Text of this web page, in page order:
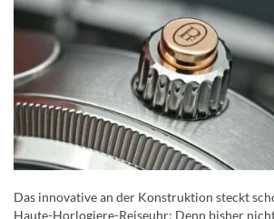
Das innovative an der Konstruktion steckt
Haute-Horlogiere-Reiseuhr: Denn bisher